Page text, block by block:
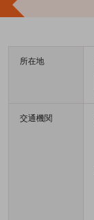
所在地
交通機関